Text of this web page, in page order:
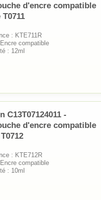
d'encre compatible
: KTE711R
compatible
: 12ml
C13T07124011 -
d'encre compatible
: KTE712R
compatible
: 10ml